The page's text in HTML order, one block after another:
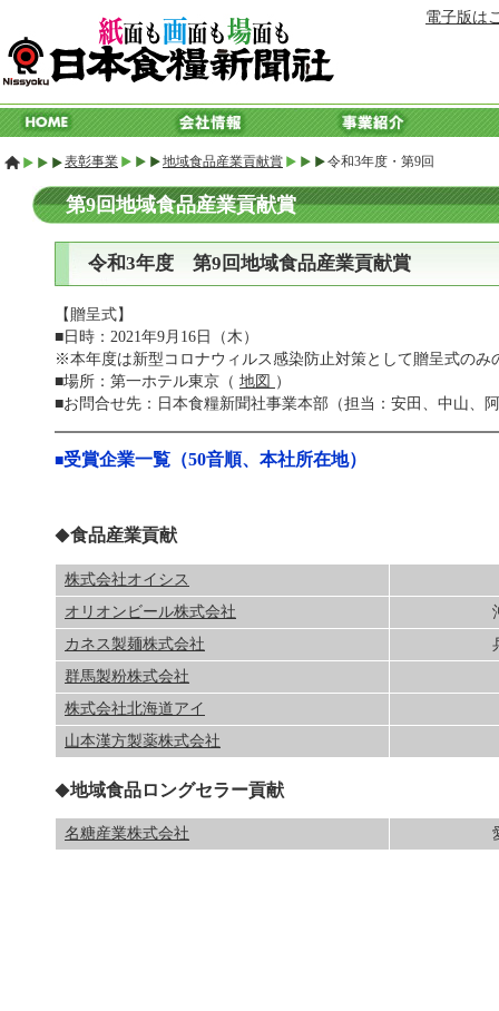
電子版は
表彰事業 地域食品産業貢献賞 令和3年度・第9回
第9回地域食品産業貢献賞
令和3年度 第9回地域食品産業貢献賞
【 贈呈式】
■日時：2021年9月16日（木）
※本年度は新型コロナウィルス感染防止対策として贈呈式のみ
■場所：第一ホテル東京（ 地図 ）
■お問合せ先：日本食糧新聞社事業本部（担当：安田、中山、
■受賞企業一覧（50音順、本社所在地）
◆食品産業貢献
株式会社オイシス
オリオンビール株式会社
カネス製麺株式会社
群馬製粉株式会社
株式会社北海道アイ
山本漢方製薬株式会社
◆地域食品ロングセラー貢献
名糖産業株式会社